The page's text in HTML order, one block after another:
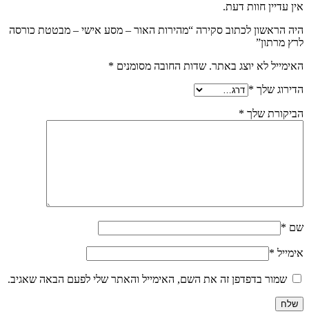
אין עדיין חוות דעת.
היה הראשון לכתוב סקירה “מהירות האור – מסע אישי – מבטטת כורסה
לרץ מרתון”
האימייל לא יוצג באתר. שדות החובה מסומנים *
הדירוג שלך *
הביקורת שלך *
שם *
אימייל *
שמור בדפדפן זה את השם, האימייל והאתר שלי לפעם הבאה שאגיב.